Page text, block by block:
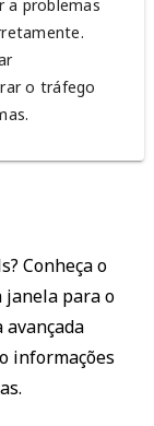
a problemas
o tráfego
Conheça o
janela para o
informações